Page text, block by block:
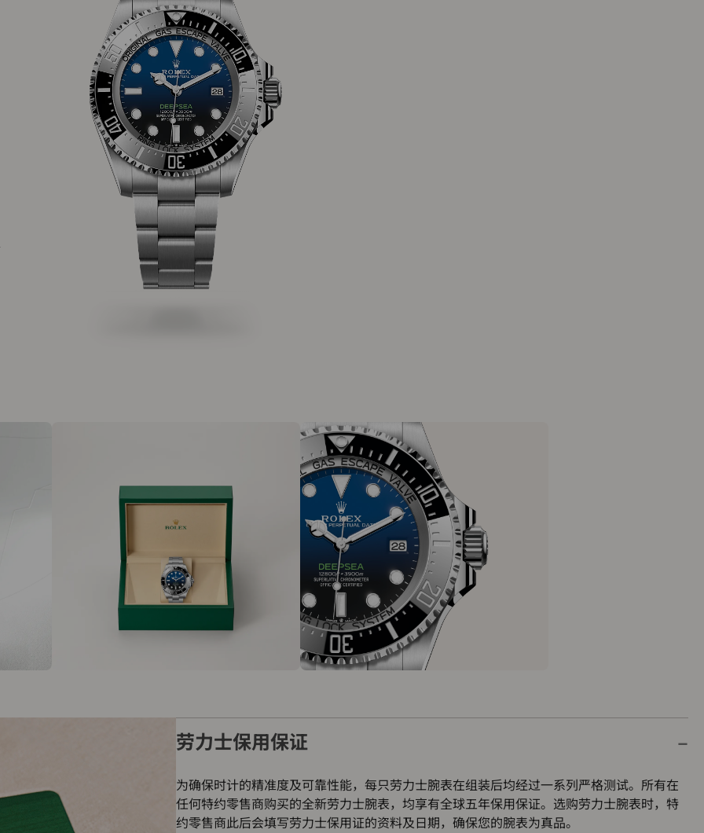
劳力士保用保证
为确保时计的精准度及可靠性能，每只劳力士腕表在组装后均经过一系列严格测试。所有在
任何特约零售商购买的全新劳力士腕表，均享有全球五年保用保证。选购劳力士腕表时，特
约零售商此后会填写劳力士保用证的资料及日期，确保您的腕表为真品。